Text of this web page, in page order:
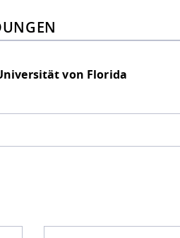
von Florida